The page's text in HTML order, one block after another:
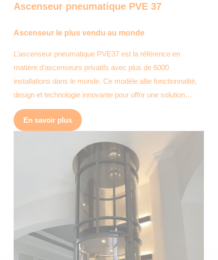
Ascenseur pneumatique PVE 37
Ascenseur le plus vendu au monde
L’ascenseur pneumatique PVE37 est la référence en
matière d’ascenseurs privatifs avec plus de 6000
installations dans le monde. Ce modèle allie fonctionnalité,
design et technologie innovante pour offrir une solution…
En savoir plus